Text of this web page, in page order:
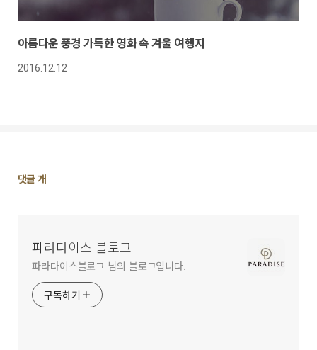
아름다운 풍경 가득한 영화 속 겨울 여행지
2016.12.12
댓
댓글개
파라다이스 블로그
파라다이스블로그 님의 블로그입니다.
구독하기